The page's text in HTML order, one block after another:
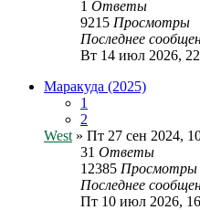
1 Ответы
9215 Просмотры
Последнее
Вт 14 июл 2026,
Маракуда (2025)
1
2
West » Пт 27 сен 2024,
31 Ответы
12385 Просмотры
Последнее
Пт 10 июл 2026,